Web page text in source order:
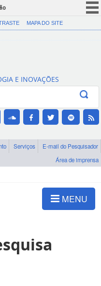
CORONAVÍRUS (COVID-19)
Canais
MAPA DO SITE
E INOVAÇÕES
Serviços
E-mail do Pesquisador
Área de imprensa
MENU